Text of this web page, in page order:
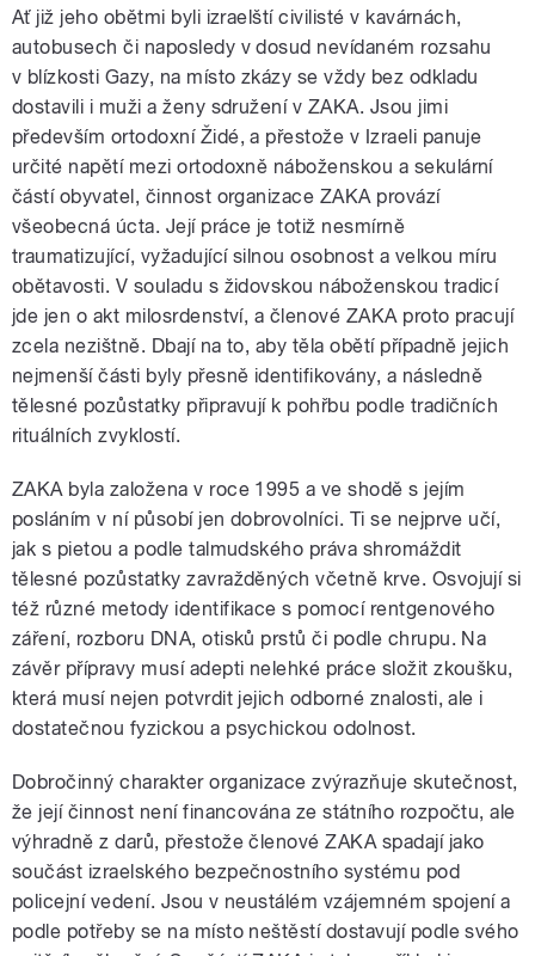
Ať již jeho obětmi byli izraelští civilisté v kavárnách,
autobusech či naposledy v dosud nevídaném rozsahu
v blízkosti Gazy, na místo zkázy se vždy bez odkladu
dostavili i muži a ženy sdružení v ZAKA. Jsou jimi
především ortodoxní Židé, a přestože v Izraeli panuje
určité napětí mezi ortodoxně náboženskou a sekulární
částí obyvatel, činnost organizace ZAKA provází
všeobecná úcta. Její práce je totiž nesmírně
traumatizující, vyžadující silnou osobnost a velkou míru
obětavosti. V souladu s židovskou náboženskou tradicí
jde jen o akt milosrdenství, a členové ZAKA proto pracují
zcela nezištně. Dbají na to, aby těla obětí případně jejich
nejmenší části byly přesně identifikovány, a následně
tělesné pozůstatky připravují k pohřbu podle tradičních
rituálních zvyklostí.
ZAKA byla založena v roce 1995 a ve shodě s jejím
posláním v ní působí jen dobrovolníci. Ti se nejprve učí,
jak s pietou a podle talmudského práva shromáždit
tělesné pozůstatky zavražděných včetně krve. Osvojují si
též různé metody identifikace s pomocí rentgenového
záření, rozboru DNA, otisků prstů či podle chrupu. Na
závěr přípravy musí adepti nelehké práce složit zkoušku,
která musí nejen potvrdit jejich odborné znalosti, ale i
dostatečnou fyzickou a psychickou odolnost.
Dobročinný charakter organizace zvýrazňuje skutečnost,
že její činnost není financována ze státního rozpočtu, ale
výhradně z darů, přestože členové ZAKA spadají jako
součást izraelského bezpečnostního systému pod
policejní vedení. Jsou v neustálém vzájemném spojení a
podle potřeby se na místo neštěstí dostavují podle svého